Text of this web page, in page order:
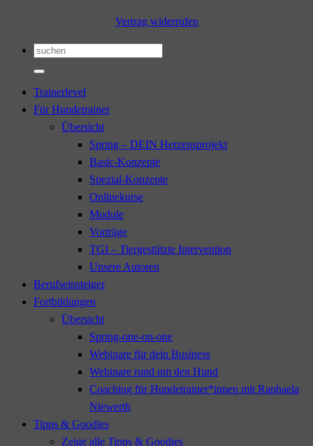
Vertrag widerrufen
Suchen
nach:
Trainerlevel
Für Hundetrainer
Übersicht
Spring – DEIN Herzensprojekt
Basic-Konzepte
Spezial-Konzepte
Onlinekurse
Module
Vorträge
TGI – Tiergestützte Intervention
Unsere Autoren
Berufseinsteiger
Fortbildungen
Übersicht
Spring-one-on-one
Webinare für dein Business
Webinare rund um den Hund
Coaching für Hundetrainer*innen mit Raphaela
Niewerth
Tipps & Goodies
Zeige alle Tipps & Goodies